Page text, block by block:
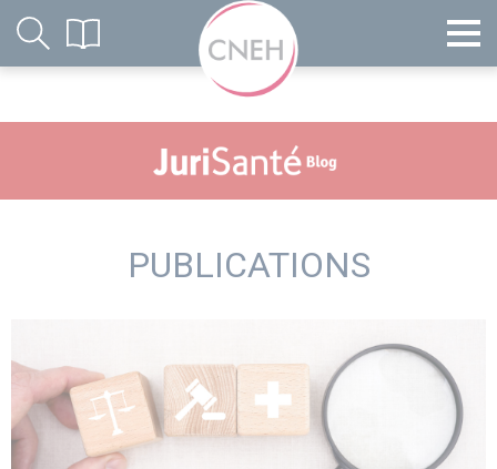
PUBLICATIONS